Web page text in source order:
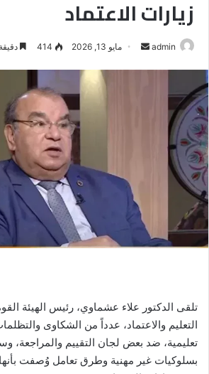
زيارات الاعتماد
admin
أرسل مايو 13, 2026 414
تلقى الدكتور علاء عشماوي، رئيس الهيئة
التعليم والاعتماد، عدداً من الشكاوى
تعليمية، ضد بعض لجان التقييم والمراجعة،
بسلوكيات غير مهنية وطرق تعامل وُصفت بأنها